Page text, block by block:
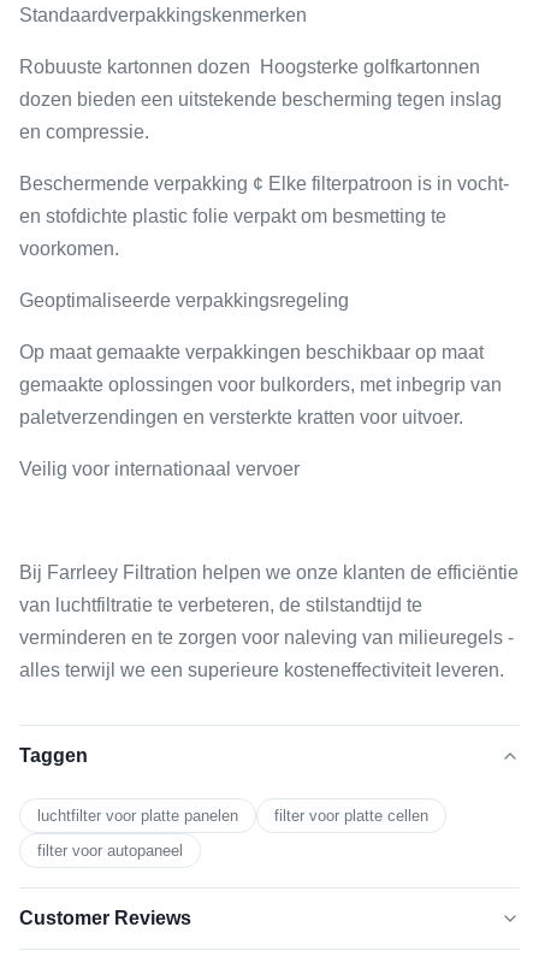
Standaardverpakkingskenmerken
Robuuste kartonnen dozen ️ Hoogsterke golfkartonnen
dozen bieden een uitstekende bescherming tegen inslag
en compressie.
Beschermende verpakking ¢ Elke filterpatroon is in vocht-
en stofdichte plastic folie verpakt om besmetting te
voorkomen.
Geoptimaliseerde verpakkingsregeling
Op maat gemaakte verpakkingen beschikbaar op maat
gemaakte oplossingen voor bulkorders, met inbegrip van
paletverzendingen en versterkte kratten voor uitvoer.
Veilig voor internationaal vervoer
Bij Farrleey Filtration helpen we onze klanten de efficiëntie
van luchtfiltratie te verbeteren, de stilstandtijd te
verminderen en te zorgen voor naleving van milieuregels -
alles terwijl we een superieure kosteneffectiviteit leveren.
Taggen
luchtfilter voor platte panelen
filter voor platte cellen
filter voor autopaneel
Customer Reviews